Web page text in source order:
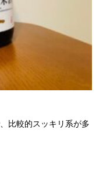
比較的スッキリ系が多